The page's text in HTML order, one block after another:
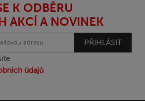
K ODBĚRU
AKCÍ A NOVINEK
PŘIHLÁSIT
údajů